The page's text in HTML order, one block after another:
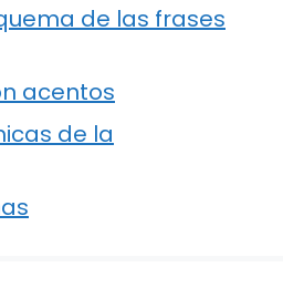
de las frases
acentos
de la